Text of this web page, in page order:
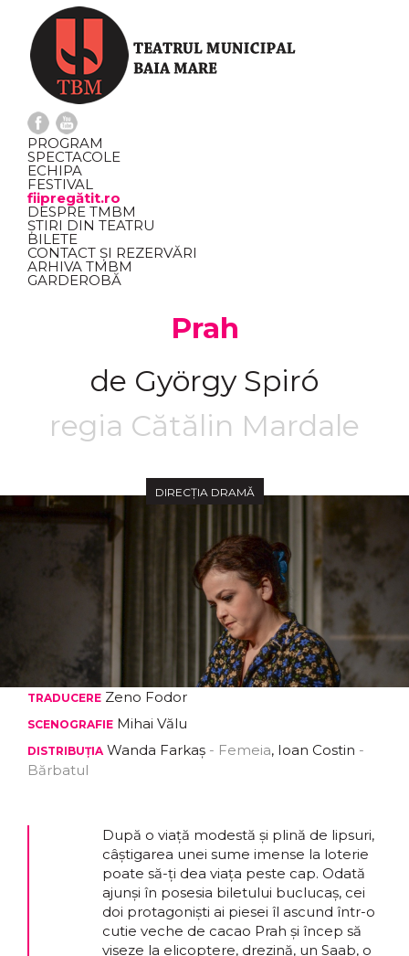
PROGRAM
SPECTACOLE
ECHIPA
FESTIVAL
fiipregătit.ro
DESPRE TMBM
ȘTIRI DIN TEATRU
BILETE
CONTACT ȘI REZERVĂRI
ARHIVA TMBM
GARDEROBĂ
Prah
de György Spiró
regia Cătălin Mardale
DIRECȚIA DRAMĂ
TRADUCERE Zeno Fodor
SCENOGRAFIE Mihai Vălu
DISTRIBUȚIA Wanda Farkaș - Femeia, Ioan Costin -
Bărbatul
După o viață modestă și plină de lipsuri,
câștigarea unei sume imense la loterie
poate să-ți dea viața peste cap. Odată
ajunși în posesia biletului buclucaș, cei
doi protagoniști ai piesei îl ascund într-o
cutie veche de cacao Prah și încep să
viseze la elicoptere, drezină, un Saab, o